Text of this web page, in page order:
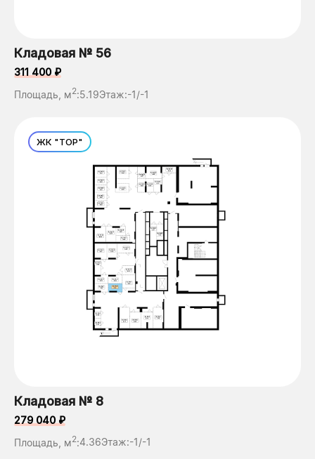
Кладовая № 56
311 400 ₽
Площадь, м2:5.19Этаж:-1/-1
ЖК "ТОР"
Кладовая № 8
279 040 ₽
Площадь, м2:4.36Этаж:-1/-1